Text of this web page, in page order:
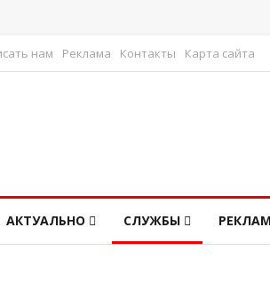
нам Реклама Контакты Карта сайта
АКТУАЛЬНО СЛУЖБЫ